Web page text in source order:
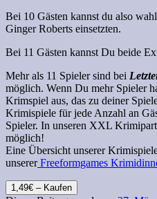
Bei 10 Gästen kannst du also
Ginger Roberts einsetzten.
Bei 11 Gästen kannst Du beide
Mehr als 11 Spieler sind bei
möglich. Wenn Du mehr Spieler
Krimspiel aus, das zu deiner
Krimispiele für jede Anzahl an
Spieler. In unseren XXL
möglich!
Eine Übersicht unserer
unsererFreeformgames
1,49€ – Kaufen